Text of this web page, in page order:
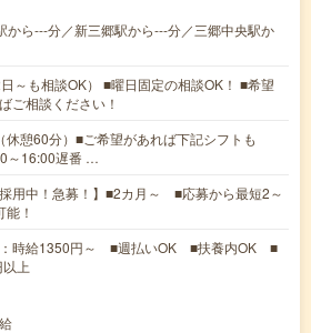
から---分／新三郷駅から---分／三郷中央駅か
～も相談OK） ■曜日固定の相談OK！ ■希望
ご相談ください！
休憩60分）■ご希望があれば下記シフトも
～16:00遅番 …
採用中！急募！】■2カ月～ ■応募から最短2～
！
：時給1350円～ ■週払いOK ■扶養内OK ■
上